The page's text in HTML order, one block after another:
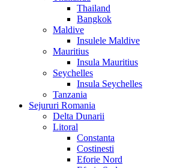
Thailand
Bangkok
Maldive
Insulele Maldive
Mauritius
Insula Mauritius
Seychelles
Insula Seychelles
Tanzania
Sejururi Romania
Delta Dunarii
Litoral
Constanta
Costinesti
Eforie Nord